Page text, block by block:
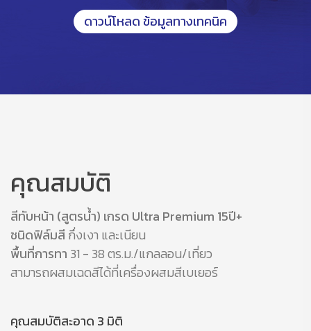
ดาวน์โหลด ข้อมูลทางเทคนิค
คุณสมบัติ
สีทับหน้า (สูตรน้ำ) เกรด Ultra Premium 15ปี+
ชนิดฟิล์มสี กึ่งเงา และเนียน
พื้นที่การทา 31 - 38 ตร.ม./แกลลอน/เที่ยว
สามารถผสมเฉดสีได้ที่เครื่องผสมสีเบเยอร์
คุณสมบัติสะอาด 3 มิติ